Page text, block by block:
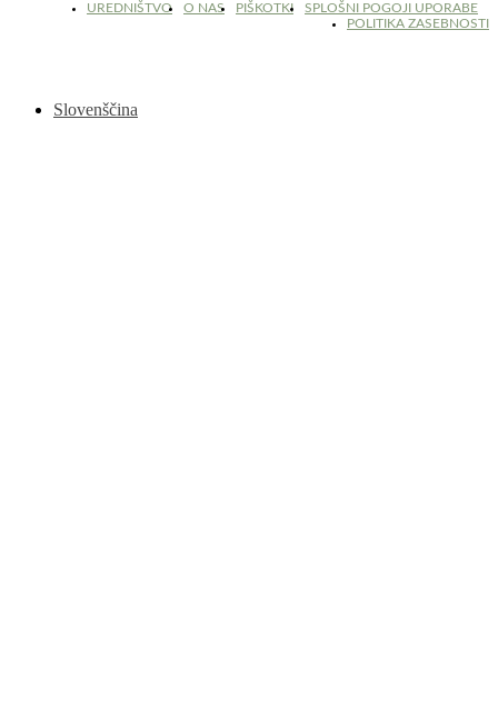
UREDNIŠTVO O NAS PIŠKOTKI
SPLOŠNI POGOJI UPORABE
POLITIKA ZASEBNOSTI
Slovenščina